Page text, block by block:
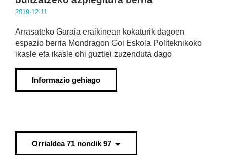
2019·12·11
Arrasateko Garaia eraikinean kokaturik dagoen
espazio berria Mondragon Goi Eskola Politeknikoko
ikasle eta ikasle ohi guztiei zuzenduta dago
Informazio gehiago
Orrialdea 71 nondik 97